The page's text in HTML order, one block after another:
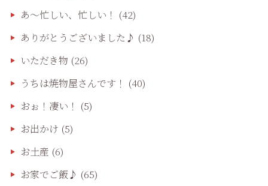
あ〜忙しい、忙しい！ (42)
ありがとうございました♪ (18)
いただき物 (26)
うちは焼物屋さんです！ (40)
おぉ！凄い！ (5)
お出かけ (5)
お土産 (6)
お家でご飯♪ (65)